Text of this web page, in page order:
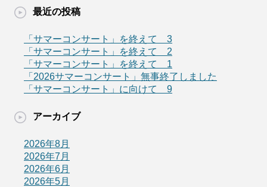
最近の投稿
「サマーコンサート」を終えて 3
「サマーコンサート」を終えて 2
「サマーコンサート」を終えて 1
「2026サマーコンサート」無事終了しました
「サマーコンサート」に向けて 9
アーカイブ
2026年8月
2026年7月
2026年6月
2026年5月